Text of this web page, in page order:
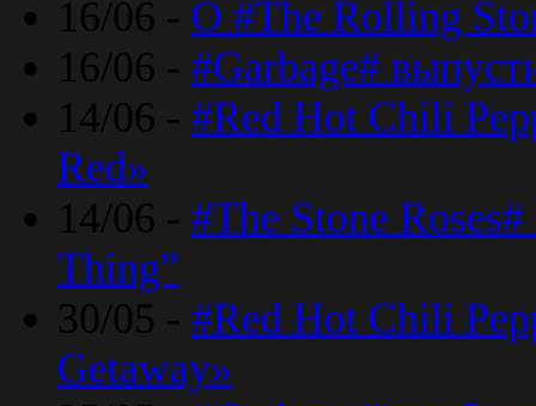
16/06 - О #The Rolling
16/06 - #Garbage#
14/06 - #Red Hot Chili
Red»
14/06 - #The Stone
Thing”
30/05 - #Red Hot Chili
Getaway»